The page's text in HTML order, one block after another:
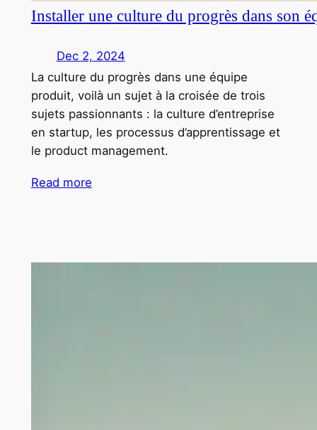
Installer une culture du progrès dans son
Dec 2, 2024
La culture du progrès dans une équipe
produit, voilà un sujet à la croisée de trois
sujets passionnants : la culture d’entreprise
en startup, les processus d’apprentissage et
le product management.
Read more